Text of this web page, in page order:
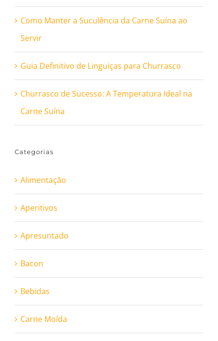
Como Manter a Suculência da Carne Suína ao
Servir
Guia Definitivo de Linguiças para Churrasco
Churrasco de Sucesso: A Temperatura Ideal na
Carne Suína
Categorias
Alimentação
Aperitivos
Apresuntado
Bacon
Bebidas
Carne Moída